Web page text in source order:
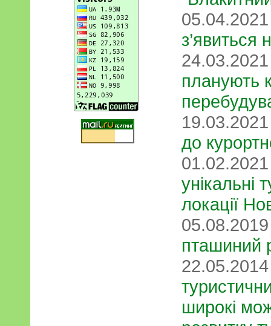
з’явиться
планують
до
унікальні
локації
пташиний
широкі